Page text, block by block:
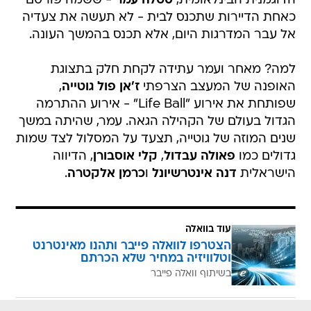
כאחת הדיירות שתכנס לבית - לא תעשה את צעדיה
אל עבר המדרגות היום, אלא תכנס בהמשך העונה.
למה? מאחר ועמר עתידה לקחת חלק בתצוגת
האופנה של המעצב הצרפתיז'אן פול גוטייה,
שפותחת את אירוע "Life Ball" - אירוע ההתרמה
הגדול בעולם של הקהילה הגאה. עמר, שהיתה במשך
שנים המוזה של גוטייה, תצעד על המסלול לצד שמות
גדולים כמו פאולה עבדול, קלי אוסבורן, הדיווה
הישראלית דנה אינטרשיונל וכרמן אלקטרה.
עוד בוואלה
הצטרפו לוואלה פייבר ותהנו מאינטרנט
וטלוויזיה במחיר שלא הכרתם
בשיתוף וואלה פייבר